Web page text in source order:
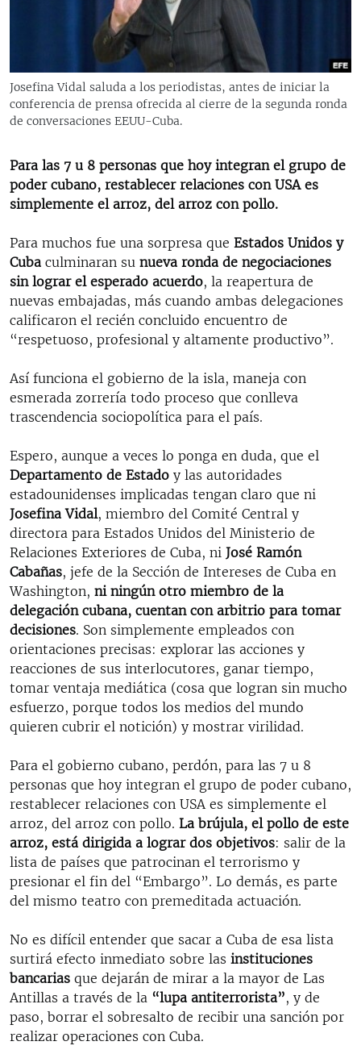
ESPECIALES
LA REALIDAD DE LA VIVIENDA EN CUBA
KENTU-CUBANO
LOS SANTOS DE HIALEAH
LA INVASIÓN DE RUSIA A UCRANIA
MULTIMEDIA
EDITORIALES
Josefina Vidal saluda a los periodistas, antes de iniciar la
conferencia de prensa ofrecida al cierre de la segunda ronda
de conversaciones EEUU-Cuba.
Para las 7 u 8 personas que hoy integran el grupo de
poder cubano, restablecer relaciones con USA es
simplemente el arroz, del arroz con pollo.
Para muchos fue una sorpresa que Estados Unidos y
Cuba culminaran su nueva ronda de negociaciones
sin lograr el esperado acuerdo, la reapertura de
nuevas embajadas, más cuando ambas delegaciones
calificaron el recién concluido encuentro de
“respetuoso, profesional y altamente productivo”.
Así funciona el gobierno de la isla, maneja con
esmerada zorrería todo proceso que conlleva
trascendencia sociopolítica para el país.
Espero, aunque a veces lo ponga en duda, que el
Departamento de Estado y las autoridades
estadounidenses implicadas tengan claro que ni
Josefina Vidal, miembro del Comité Central y
directora para Estados Unidos del Ministerio de
Relaciones Exteriores de Cuba, ni José Ramón
Cabañas, jefe de la Sección de Intereses de Cuba en
Washington, ni ningún otro miembro de la
delegación cubana, cuentan con arbitrio para tomar
decisiones. Son simplemente empleados con
orientaciones precisas: explorar las acciones y
reacciones de sus interlocutores, ganar tiempo,
tomar ventaja mediática (cosa que logran sin mucho
esfuerzo, porque todos los medios del mundo
quieren cubrir el notición) y mostrar virilidad.
Para el gobierno cubano, perdón, para las 7 u 8
personas que hoy integran el grupo de poder cubano,
restablecer relaciones con USA es simplemente el
arroz, del arroz con pollo. La brújula, el pollo de este
arroz, está dirigida a lograr dos objetivos: salir de la
lista de países que patrocinan el terrorismo y
presionar el fin del “Embargo”. Lo demás, es parte
del mismo teatro con premeditada actuación.
No es difícil entender que sacar a Cuba de esa lista
surtirá efecto inmediato sobre las instituciones
bancarias que dejarán de mirar a la mayor de Las
Antillas a través de la “lupa antiterrorista”, y de
paso, borrar el sobresalto de recibir una sanción por
realizar operaciones con Cuba.